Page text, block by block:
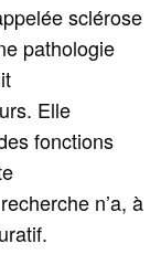
sclérose
pathologie
Elle
fonctions
n’a, à